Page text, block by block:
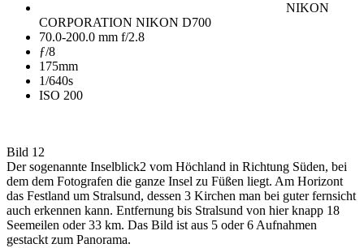
NIKON
CORPORATION NIKON D700
70.0-200.0 mm f/2.8
ƒ/8
175mm
1/640s
ISO 200
Bild 12
Der sogenannte Inselblick2 vom Höchland in Richtung Süden, bei
dem dem Fotografen die ganze Insel zu Füßen liegt. Am Horizont
das Festland um Stralsund, dessen 3 Kirchen man bei guter fernsicht
auch erkennen kann. Entfernung bis Stralsund von hier knapp 18
Seemeilen oder 33 km. Das Bild ist aus 5 oder 6 Aufnahmen
gestackt zum Panorama.